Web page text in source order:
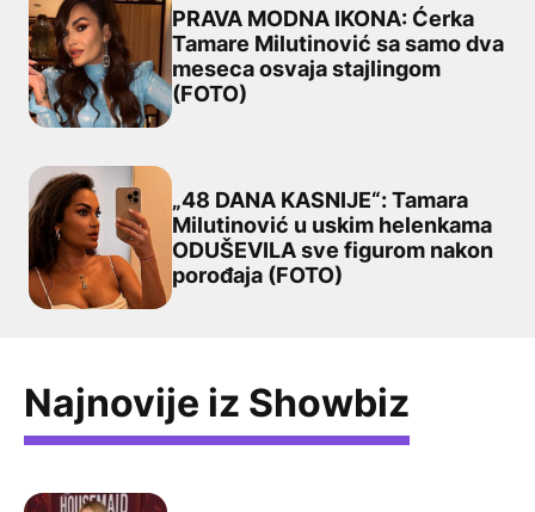
PRAVA MODNA IKONA: Ćerka Tamare Milutinović sa
PRAVA MODNA IKONA: Ćerka
Tamare Milutinović sa samo dva
meseca osvaja stajlingom
(FOTO)
„48 DANA KASNIJE“: Tamara Milutinović u uskim
„48 DANA KASNIJE“: Tamara
Milutinović u uskim helenkama
ODUŠEVILA sve figurom nakon
porođaja (FOTO)
Najnovije iz Showbiz